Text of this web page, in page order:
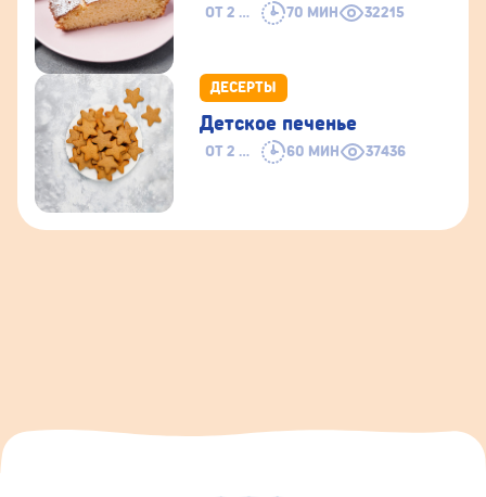
ОТ 2 ЛЕТ 70 МИН 32215
ДЕСЕРТЫ
ОТ 2 ЛЕТ 60 МИН 37436
Детское печенье